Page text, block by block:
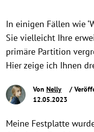
In einigen Fällen wie
Sie vielleicht Ihre
primäre Partition
Hier zeige ich Ihnen
Von Nelly
/
12.05.2023
Meine Festplatte